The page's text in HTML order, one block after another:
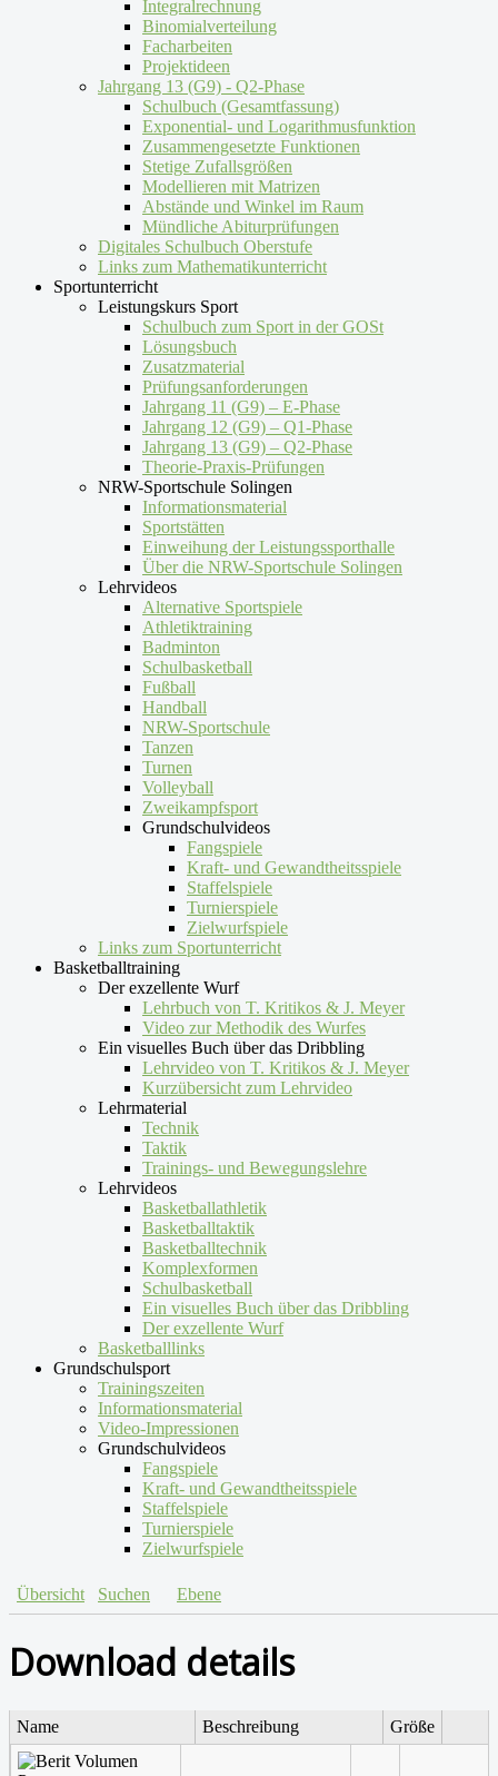
Integralrechnung
Binomialverteilung
Facharbeiten
Projektideen
Jahrgang 13 (G9) - Q2-Phase
Schulbuch (Gesamtfassung)
Exponential- und Logarithmusfunktion
Zusammengesetzte Funktionen
Stetige Zufallsgrößen
Modellieren mit Matrizen
Abstände und Winkel im Raum
Mündliche Abiturprüfungen
Digitales Schulbuch Oberstufe
Links zum Mathematikunterricht
Sportunterricht
Leistungskurs Sport
Schulbuch zum Sport in der GOSt
Lösungsbuch
Zusatzmaterial
Prüfungsanforderungen
Jahrgang 11 (G9) – E-Phase
Jahrgang 12 (G9) – Q1-Phase
Jahrgang 13 (G9) – Q2-Phase
Theorie-Praxis-Prüfungen
NRW-Sportschule Solingen
Informationsmaterial
Sportstätten
Einweihung der Leistungssporthalle
Über die NRW-Sportschule Solingen
Lehrvideos
Alternative Sportspiele
Athletiktraining
Badminton
Schulbasketball
Fußball
Handball
NRW-Sportschule
Tanzen
Turnen
Volleyball
Zweikampfsport
Grundschulvideos
Fangspiele
Kraft- und Gewandtheitsspiele
Staffelspiele
Turnierspiele
Zielwurfspiele
Links zum Sportunterricht
Basketballtraining
Der exzellente Wurf
Lehrbuch von T. Kritikos & J. Meyer
Video zur Methodik des Wurfes
Ein visuelles Buch über das Dribbling
Lehrvideo von T. Kritikos & J. Meyer
Kurzübersicht zum Lehrvideo
Lehrmaterial
Technik
Taktik
Trainings- und Bewegungslehre
Lehrvideos
Basketballathletik
Basketballtaktik
Basketballtechnik
Komplexformen
Schulbasketball
Ein visuelles Buch über das Dribbling
Der exzellente Wurf
Basketballlinks
Grundschulsport
Trainingszeiten
Informationsmaterial
Video-Impressionen
Grundschulvideos
Fangspiele
Kraft- und Gewandtheitsspiele
Staffelspiele
Turnierspiele
Zielwurfspiele
Übersicht Suchen Ebene
Download details
Name Beschreibung Größe